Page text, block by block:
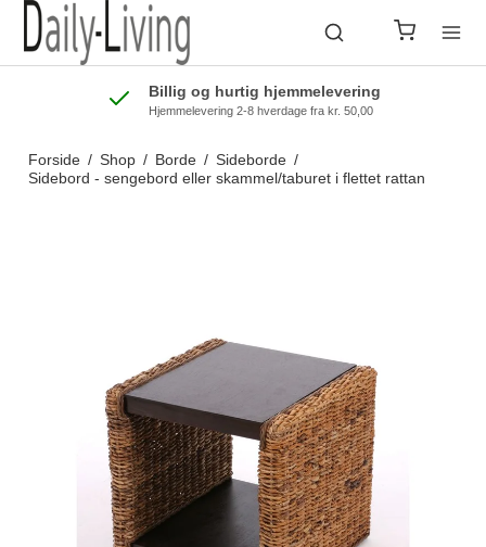
Billig og hurtig hjemmelevering
Hjemmelevering 2-8 hverdage fra kr. 50,00
Forside / Shop / Borde / Sideborde /
Sidebord - sengebord eller skammel/taburet i flettet rattan